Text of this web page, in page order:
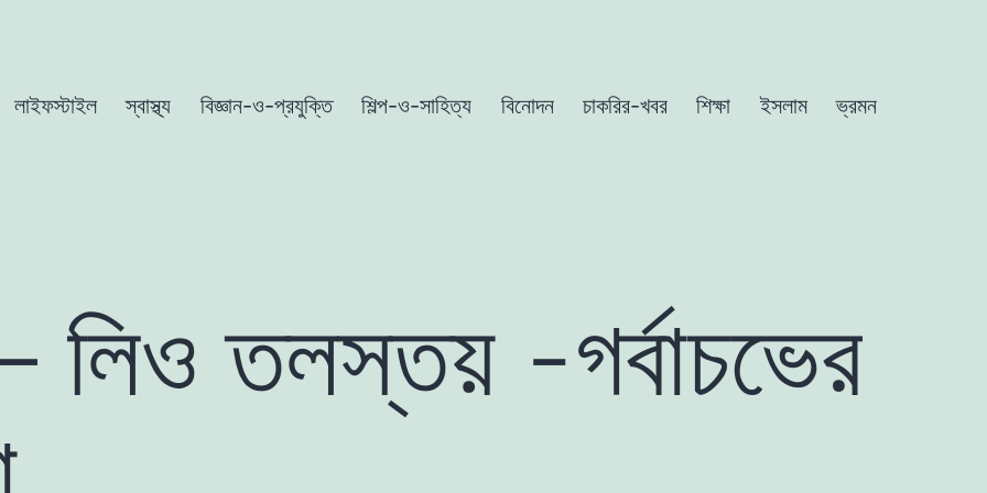
লাইফস্টাইল স্বাস্থ্য বিজ্ঞান-ও-প্রযুক্তি শিল্প-ও-সাহিত্য বিনোদন চাকরির-খবর শিক্ষা ইসলাম ভ্রমন
লিও তলস্তয় -গর্বাচভের